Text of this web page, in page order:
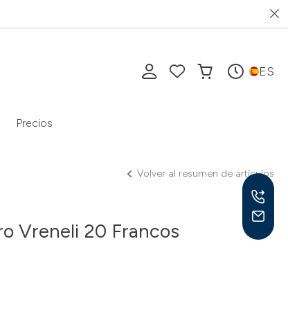
ES
Precios
Volver al resumen de artículos
Vreneli 20 Francos